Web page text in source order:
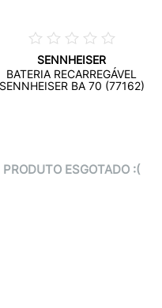
SENNHEISER
BATERIA RECARREGÁVEL
SENNHEISER BA 70 (77162)
PRODUTO ESGOTADO :(